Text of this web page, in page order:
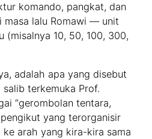
komando, pangkat, dan
masa lalu Romawi — unit
(misalnya 10, 50, 100, 300,
adalah apa yang disebut
terkemuka Prof.
“gerombolan tentara,
yang terorganisir
ke arah yang kira-kira sama